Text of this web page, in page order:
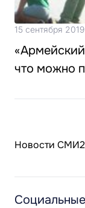
15 сентября
что можно
Новости СМИ2